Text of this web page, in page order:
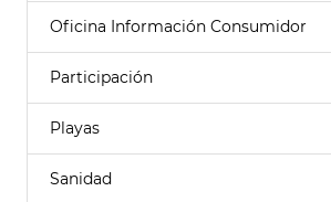
Oficina Información Consumidor
Participación
Playas
Sanidad